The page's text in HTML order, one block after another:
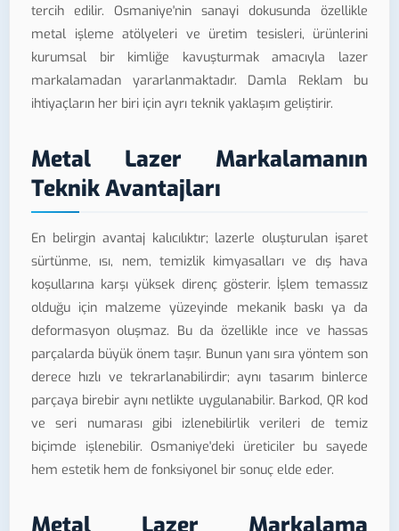
tercih edilir. Osmaniye'nin sanayi dokusunda özellikle
metal işleme atölyeleri ve üretim tesisleri, ürünlerini
kurumsal bir kimliğe kavuşturmak amacıyla lazer
markalamadan yararlanmaktadır. Damla Reklam bu
ihtiyaçların her biri için ayrı teknik yaklaşım geliştirir.
Metal Lazer Markalamanın
Teknik Avantajları
En belirgin avantaj kalıcılıktır; lazerle oluşturulan işaret
sürtünme, ısı, nem, temizlik kimyasalları ve dış hava
koşullarına karşı yüksek direnç gösterir. İşlem temassız
olduğu için malzeme yüzeyinde mekanik baskı ya da
deformasyon oluşmaz. Bu da özellikle ince ve hassas
parçalarda büyük önem taşır. Bunun yanı sıra yöntem son
derece hızlı ve tekrarlanabilirdir; aynı tasarım binlerce
parçaya birebir aynı netlikte uygulanabilir. Barkod, QR kod
ve seri numarası gibi izlenebilirlik verileri de temiz
biçimde işlenebilir. Osmaniye'deki üreticiler bu sayede
hem estetik hem de fonksiyonel bir sonuç elde eder.